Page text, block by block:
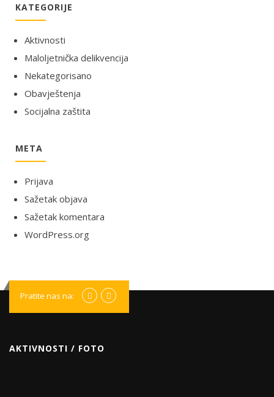
KATEGORIJE
Aktivnosti
Maloljetnička delikvencija
Nekategorisano
Obavještenja
Socijalna zaštita
META
Prijava
Sažetak objava
Sažetak komentara
WordPress.org
Pratite nas na:
AKTIVNOSTI / FOTO